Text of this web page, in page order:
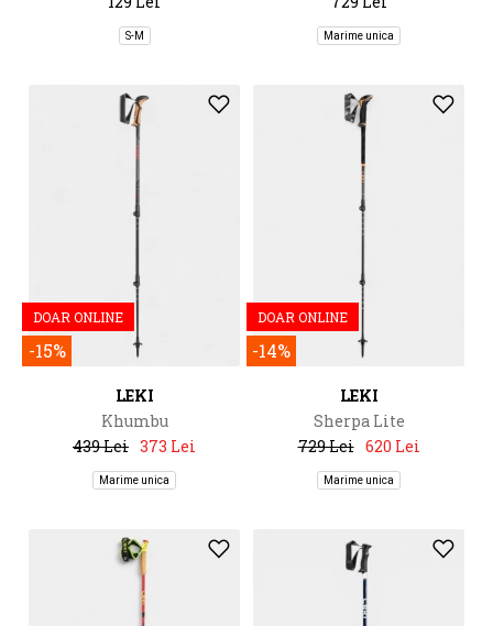
S-M Marime unica
DOAR ONLINE
-15%
LEKI
Khumbu
439 Lei 373 Lei
Marime unica
DOAR ONLINE
-14%
LEKI
Sherpa Lite
729 Lei 620 Lei
Marime unica